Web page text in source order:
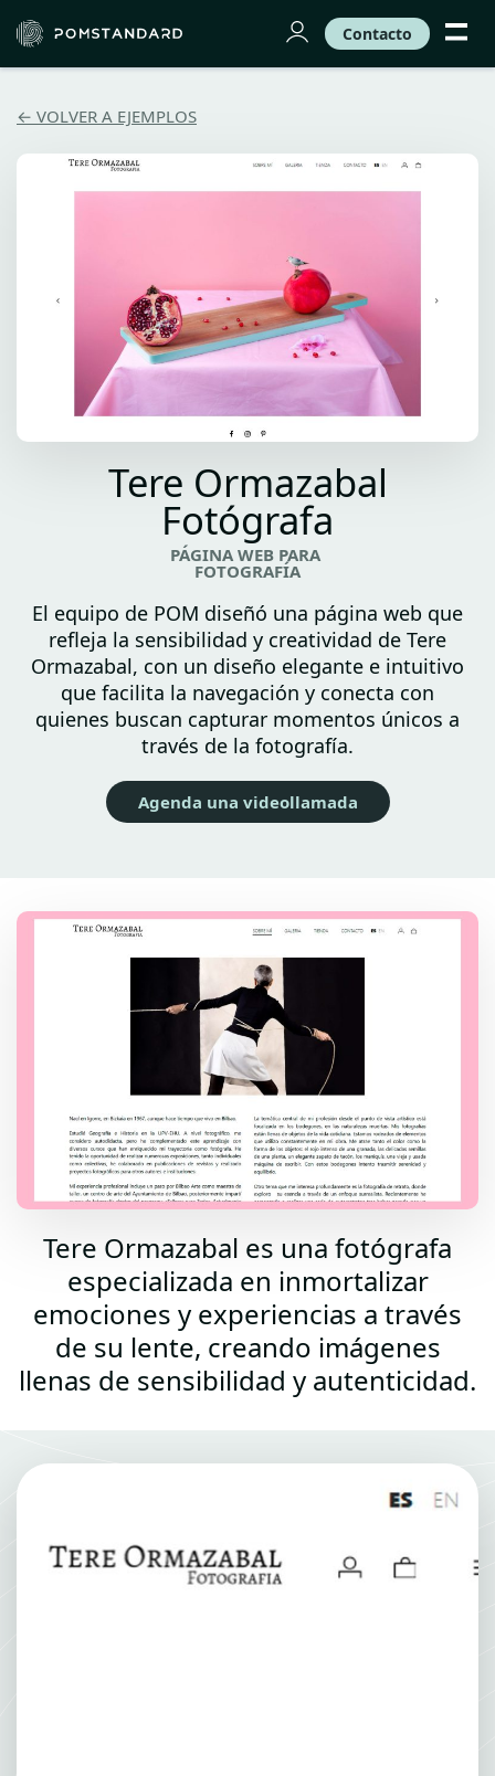
Contacto
← VOLVER A EJEMPLOS
Tere Ormazabal
Fotógrafa
PÁGINA WEB PARA
FOTOGRAFÍA
El equipo de POM diseñó una página web que
refleja la sensibilidad y creatividad de Tere
Ormazabal, con un diseño elegante e intuitivo
que facilita la navegación y conecta con
quienes buscan capturar momentos únicos a
través de la fotografía.
Agenda una videollamada
Tere Ormazabal es una fotógrafa
especializada en inmortalizar
emociones y experiencias a través
de su lente, creando imágenes
llenas de sensibilidad y autenticidad.